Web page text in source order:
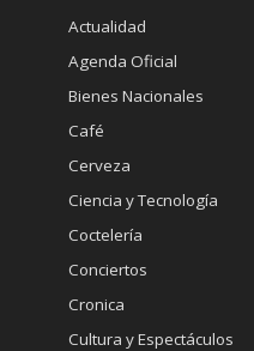
Actualidad
Agenda Oficial
Bienes Nacionales
Café
Cerveza
Ciencia y Tecnología
Coctelería
Conciertos
Cronica
Cultura y Espectáculos